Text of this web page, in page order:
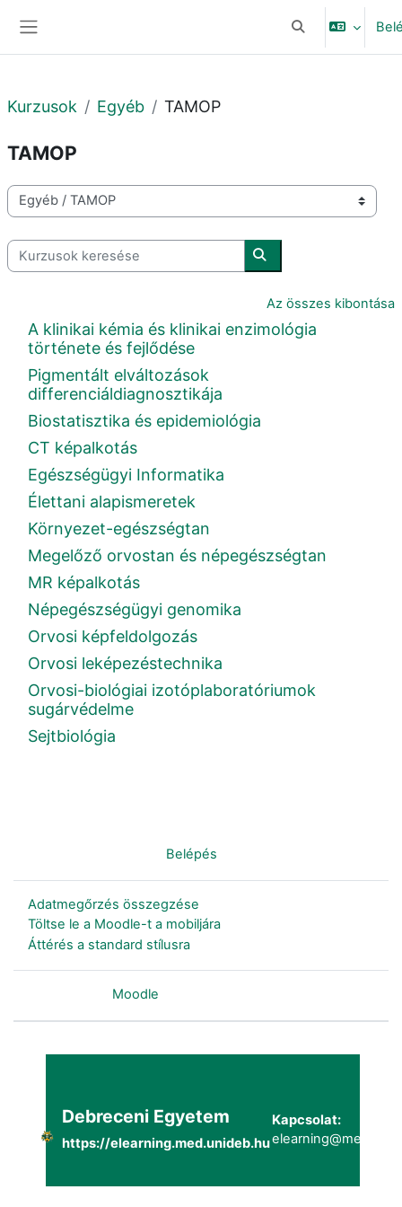
Keresési
Kurzusok Egyéb TAMOP
TAMOP
Kurzuskategóriák
Kurzusok keresése
Kurzusok keresése
Az összes kibontása
A klinikai kémia és klinikai enzimológia
története és fejlődése
Pigmentált elváltozások
differenciáldiagnosztikája
Biostatisztika és epidemiológia
CT képalkotás
Egészségügyi Informatika
Élettani alapismeretek
Környezet-egészségtan
Megelőző orvostan és népegészségtan
MR képalkotás
Népegészségügyi genomika
Orvosi képfeldolgozás
Orvosi leképezéstechnika
Orvosi-biológiai izotóplaboratóriumok
sugárvédelme
Sejtbiológia
Belépés
Adatmegőrzés összegzése
Töltse le a Moodle-t a mobiljára
Áttérés a standard stílusra
Moodle
Debreceni Egyetem
https://elearning.med.unideb.hu
Kapcsolat: